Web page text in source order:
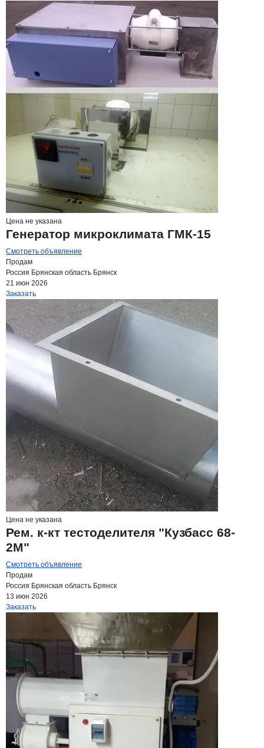
Цена не указана
Генератор микроклимата ГМК-15
Смотреть объявление
Продам
Россия Брянская область Брянск
21 июн 2026
Заказать
Цена не указана
Рем. к-кт тестоделителя "Кузбасс 68-
2М"
Смотреть объявление
Продам
Россия Брянская область Брянск
13 июн 2026
Заказать